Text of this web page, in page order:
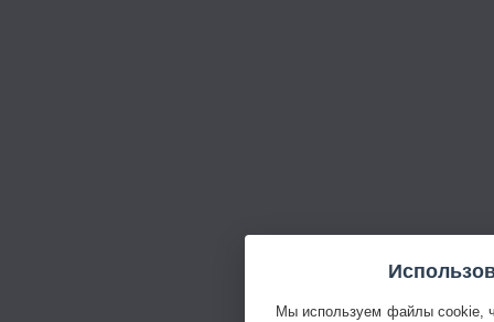
Мы используем файлы cookie,